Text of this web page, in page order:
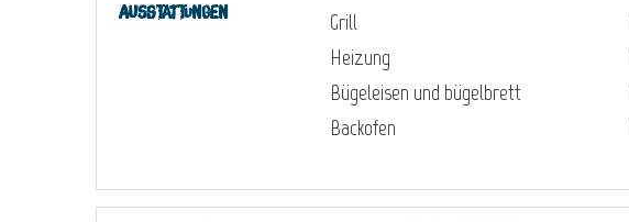
Ausstattungen
Grill
Heizung
Bügeleisen und bügelbrett
Backofen